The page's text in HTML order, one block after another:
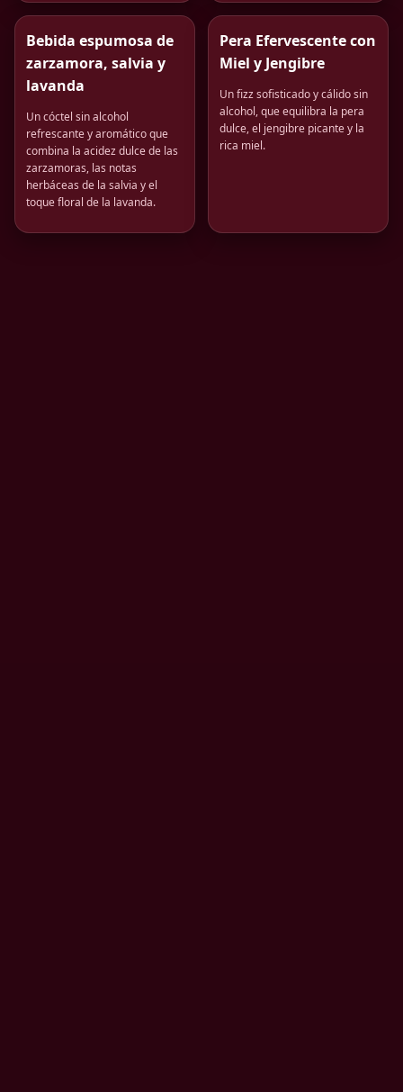
Bebida espumosa de
zarzamora, salvia y
lavanda
Un cóctel sin alcohol
refrescante y aromático que
combina la acidez dulce de las
zarzamoras, las notas
herbáceas de la salvia y el
toque floral de la lavanda.
Pera Efervescente con
Miel y Jengibre
Un fizz sofisticado y cálido sin
alcohol, que equilibra la pera
dulce, el jengibre picante y la
rica miel.